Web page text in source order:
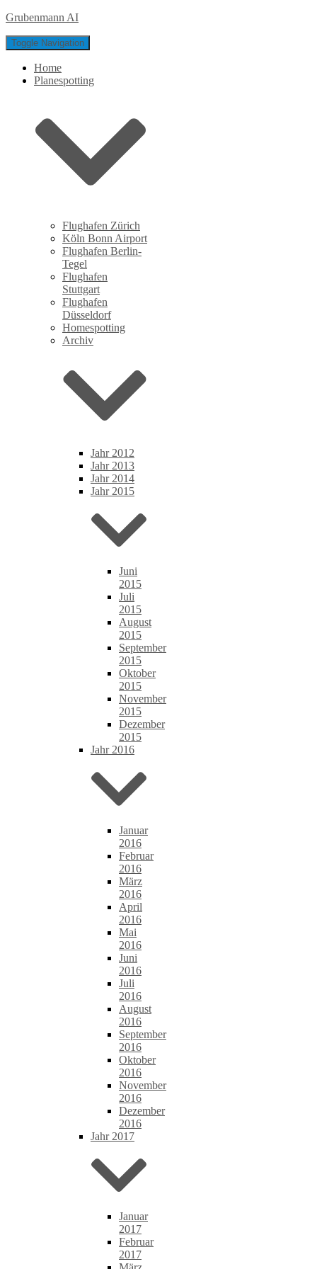
Grubenmann AI
Toggle Navigation
Home
Planespotting
Flughafen Zürich
Köln Bonn Airport
Flughafen Berlin-
Tegel
Flughafen
Stuttgart
Flughafen
Düsseldorf
Homespotting
Archiv
Jahr 2012
Jahr 2013
Jahr 2014
Jahr 2015
Juni
2015
Juli
2015
August
2015
September
2015
Oktober
2015
November
2015
Dezember
2015
Jahr 2016
Januar
2016
Februar
2016
März
2016
April
2016
Mai
2016
Juni
2016
Juli
2016
August
2016
September
2016
Oktober
2016
November
2016
Dezember
2016
Jahr 2017
Januar
2017
Februar
2017